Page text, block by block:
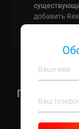
добавить
приложение
Как
React